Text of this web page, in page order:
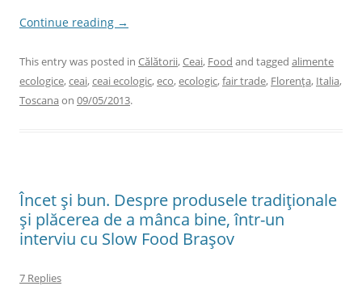
Continue reading →
This entry was posted in Călătorii,Ceai, Food and tagged alimente
ecologice,ceai,ceai ecologic,eco,ecologic,fair trade, Florenţa, Italia,
Toscanaon 09/05/2013.
Încet şi bun. Despre produsele tradiţionale
şi plăcerea de a mânca bine, într-un
interviu cu Slow Food Braşov
7 Replies